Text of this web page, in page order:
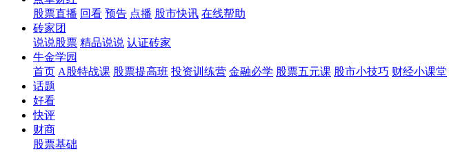
股票直播 回看 预告 点播 股市快讯 在线帮助
砖家团
说说股票 精品说说 认证砖家
牛金学园
首页 A股特战课 股票提高班 投资训练营 金融必学 股票五元课 股市小技巧 财经小课堂
话题
好看
快评
财商
股票基础